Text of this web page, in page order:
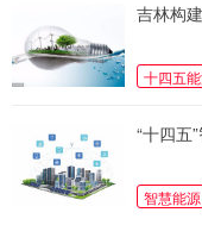
吉林构
十四五
“十四五
智慧能源